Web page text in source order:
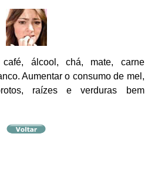
álcool, chá, mate, carne
Aumentar o consumo de mel,
raízes e verduras bem